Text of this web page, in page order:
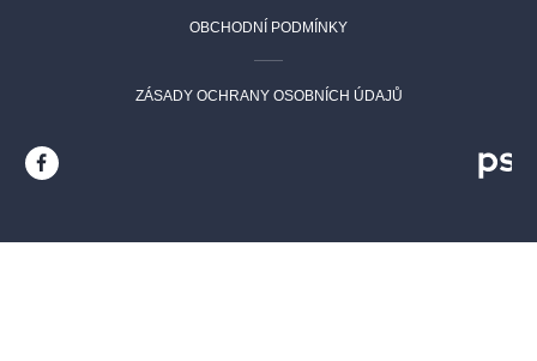
OBCHODNÍ PODMÍNKY
ZÁSADY OCHRANY OSOBNÍCH ÚDAJŮ